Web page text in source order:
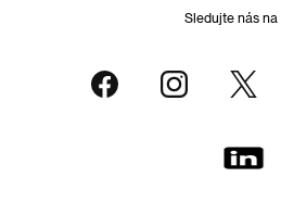
Sledujte nás na